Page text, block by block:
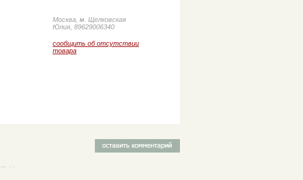
Москва, м. Щелковская
Юлия, 89629006340
сообщить об отсутствии
товара